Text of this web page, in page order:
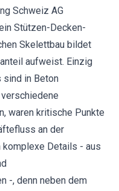
Schweiz AG
Stützen-Decken-
Skelettbau bildet
aufweist. Einzig
sind in Beton
waren kritische Punkte
an der
Details - aus
-, denn neben dem